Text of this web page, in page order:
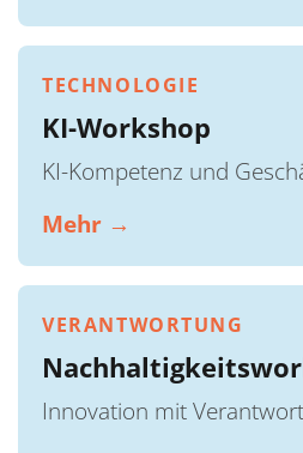
TECHNOLOGIE
KI-Workshop
KI-Kompetenz und
Mehr →
VERANTWORTUNG
Innovation mit